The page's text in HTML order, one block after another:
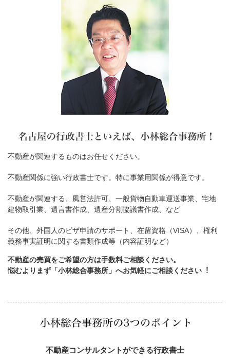
不動産が関連するものはお任せください。
不動産関係に強い行政書士です。特に事業用関係が得意です。
不動産が関連する、風営法許可、一般貨物自動車運送事業、宅地
建物取引業、遺言書作成、遺産分割協議書作成、など
その他、外国人のビザ申請のサポート、在留資格（VISA）、権利
義務事実証明に関する書類作成等（内容証明など）
不動産の売買をご希望の方は手数料ご相談ください。
悩むよりまず「小林総合事務所」へお気軽にご相談ください︕
不動産コンサルタントができる行政書士